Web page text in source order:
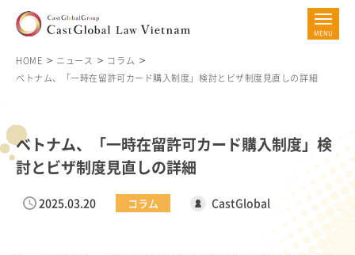
HOME ニュース
コラム
ベトナム、「一時在留許可カード購入制度」検討とビザ制度見直しの詳細
ベトナム、「一時在留許可カード購入制度」検
討とビザ制度見直しの詳細
2025.03.20 コラム CastGlobal